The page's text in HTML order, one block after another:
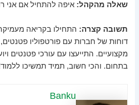
שאלה מהקהל: איפה להתחיל אם אני
תשובה קצרה: התחילו בקריאה מעמיקה
דוחות של חברות עם פורטפוליו פטנטים,
מקצועיים. התייעצו עם עורכי פטנטים
בתחום. והכי חשוב, תמיד תמשיכו
Banku